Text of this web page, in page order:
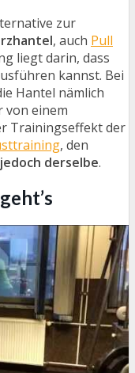
zur
, auch Pull
liegt darin, dass
kannst. Bei
Hantel nämlich
von einem
Trainingseffekt der
, den
derselbe.